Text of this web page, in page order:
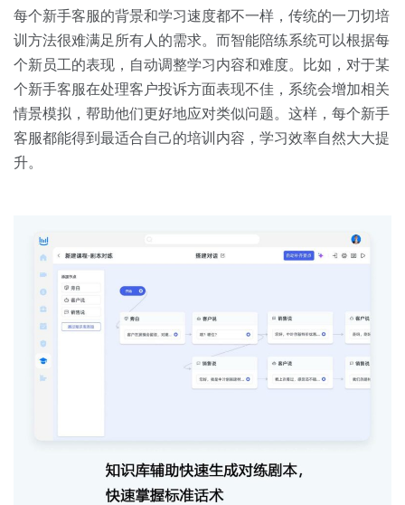
每个新手客服的背景和学习速度都不一样，传统的一刀切培
训方法很难满足所有人的需求。而智能陪练系统可以根据每
个新员工的表现，自动调整学习内容和难度。比如，对于某
个新手客服在处理客户投诉方面表现不佳，系统会增加相关
情景模拟，帮助他们更好地应对类似问题。这样，每个新手
客服都能得到最适合自己的培训内容，学习效率自然大大提
升。